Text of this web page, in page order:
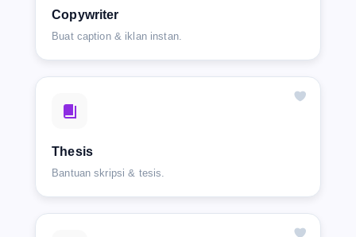
Copywriter
Buat caption & iklan instan.
Thesis
Bantuan skripsi & tesis.